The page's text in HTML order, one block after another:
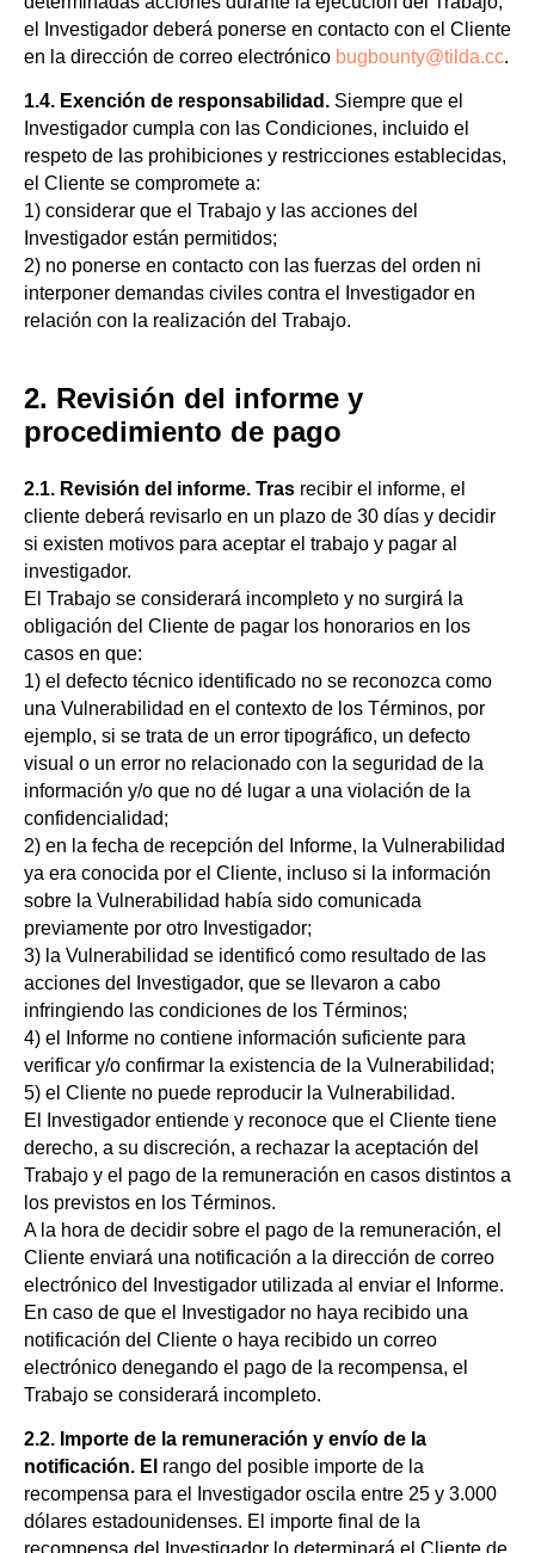
el Investigador deberá ponerse en contacto con el Cliente
en la dirección de correo electrónico bugbounty@tilda.cc.
1.4. Exención de responsabilidad. Siempre que el
Investigador cumpla con las Condiciones, incluido el
respeto de las prohibiciones y restricciones establecidas,
el Cliente se compromete a:
1) considerar que el Trabajo y las acciones del
Investigador están permitidos;
2) no ponerse en contacto con las fuerzas del orden ni
interponer demandas civiles contra el Investigador en
relación con la realización del Trabajo.
2. Revisión del informe y
procedimiento de pago
2.1. Revisión del informe. Tras recibir el informe, el
cliente deberá revisarlo en un plazo de 30 días y decidir
si existen motivos para aceptar el trabajo y pagar al
investigador.
El Trabajo se considerará incompleto y no surgirá la
obligación del Cliente de pagar los honorarios en los
casos en que:
1) el defecto técnico identificado no se reconozca como
una Vulnerabilidad en el contexto de los Términos, por
ejemplo, si se trata de un error tipográfico, un defecto
visual o un error no relacionado con la seguridad de la
información y/o que no dé lugar a una violación de la
confidencialidad;
2) en la fecha de recepción del Informe, la Vulnerabilidad
ya era conocida por el Cliente, incluso si la información
sobre la Vulnerabilidad había sido comunicada
previamente por otro Investigador;
3) la Vulnerabilidad se identificó como resultado de las
acciones del Investigador, que se llevaron a cabo
infringiendo las condiciones de los Términos;
4) el Informe no contiene información suficiente para
verificar y/o confirmar la existencia de la Vulnerabilidad;
5) el Cliente no puede reproducir la Vulnerabilidad.
El Investigador entiende y reconoce que el Cliente tiene
derecho, a su discreción, a rechazar la aceptación del
Trabajo y el pago de la remuneración en casos distintos a
los previstos en los Términos.
A la hora de decidir sobre el pago de la remuneración, el
Cliente enviará una notificación a la dirección de correo
electrónico del Investigador utilizada al enviar el Informe.
En caso de que el Investigador no haya recibido una
notificación del Cliente o haya recibido un correo
electrónico denegando el pago de la recompensa, el
Trabajo se considerará incompleto.
2.2. Importe de la remuneración y envío de la
notificación. El rango del posible importe de la
recompensa para el Investigador oscila entre 25 y 3.000
dólares estadounidenses. El importe final de la
recompensa del Investigador lo determinará el Cliente de